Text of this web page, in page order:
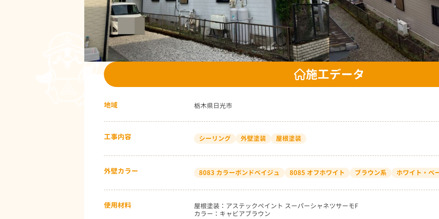
施工データ
地域 栃木県日光市
工事内容 シーリング 外壁塗装 屋根塗装
外壁カラー 8083 カラーボンドベイジュ 8085 オフホワイト ブラウン系 ホワイト・ベ
使用材料
屋根塗装：アステックペイント スーパーシャネツサーモF
カラー：キャビアブラウン